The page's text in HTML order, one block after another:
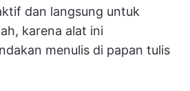
dan langsung untuk
karena alat ini
menulis di papan tulis